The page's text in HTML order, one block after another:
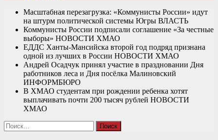
Масштабная перезагрузка: «Коммунисты России» идут
на штурм политической системы Югры ВЛАСТЬ
Коммунисты России подписали соглашение «За честные
выборы» НОВОСТИ ХМАО
ЕДДС Ханты-Мансийска второй год подряд признана
одной из лучших в России НОВОСТИ ХМАО
Андрей Осадчук принял участие в праздновании Дня
работников леса и Дня посёлка Малиновский
ИНФОРМБЮРО
В ХМАО студентам при рождении ребенка хотят
выплачивать почти 200 тысяч рублей НОВОСТИ
ХМАО
Найти: